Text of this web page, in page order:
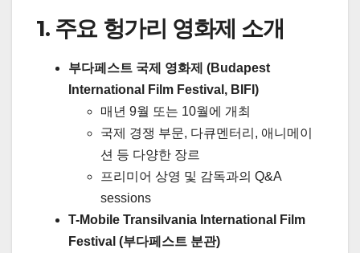
1. 주요 헝가리 영화제 소개
부다페스트 국제 영화제 (Budapest
International Film Festival, BIFI)
매년 9월 또는 10월에 개최
국제 경쟁 부문, 다큐멘터리, 애니메이
션 등 다양한 장르
프리미어 상영 및 감독과의 Q&A
sessions
T-Mobile Transilvania International Film
Festival (부다페스트 분관)